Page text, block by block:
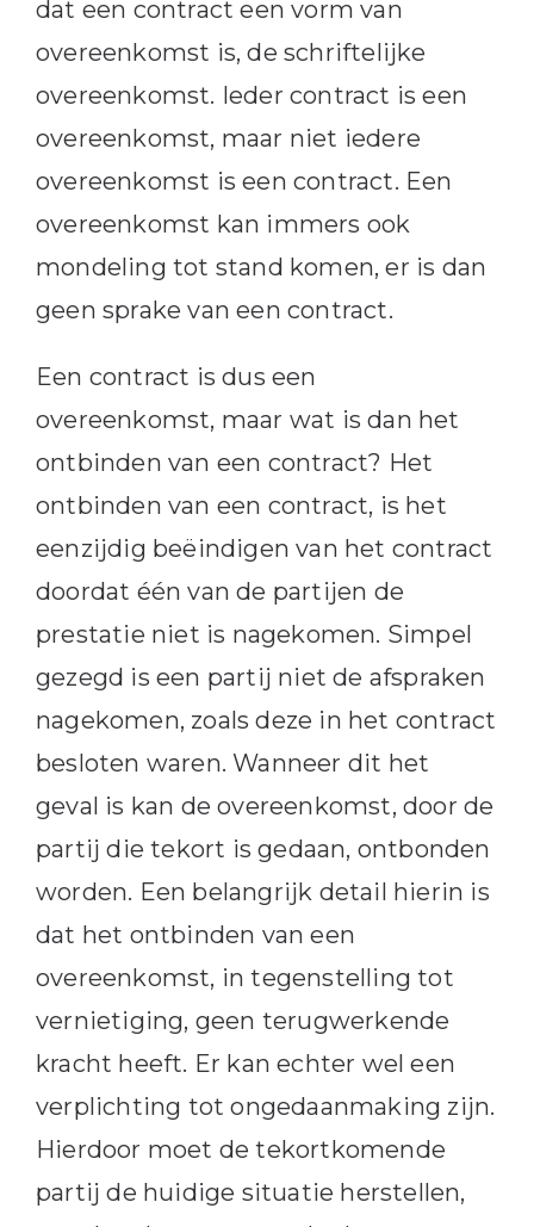
dat een contract een vorm van
overeenkomst is, de schriftelijke
overeenkomst. Ieder contract is een
overeenkomst, maar niet iedere
overeenkomst is een contract. Een
overeenkomst kan immers ook
mondeling tot stand komen, er is dan
geen sprake van een contract.
Een contract is dus een
overeenkomst, maar wat is dan het
ontbinden van een contract? Het
ontbinden van een contract, is het
eenzijdig beëindigen van het contract
doordat één van de partijen de
prestatie niet is nagekomen. Simpel
gezegd is een partij niet de afspraken
nagekomen, zoals deze in het contract
besloten waren. Wanneer dit het
geval is kan de overeenkomst, door de
partij die tekort is gedaan, ontbonden
worden. Een belangrijk detail hierin is
dat het ontbinden van een
overeenkomst, in tegenstelling tot
vernietiging, geen terugwerkende
kracht heeft. Er kan echter wel een
verplichting tot ongedaanmaking zijn.
Hierdoor moet de tekortkomende
partij de huidige situatie herstellen,